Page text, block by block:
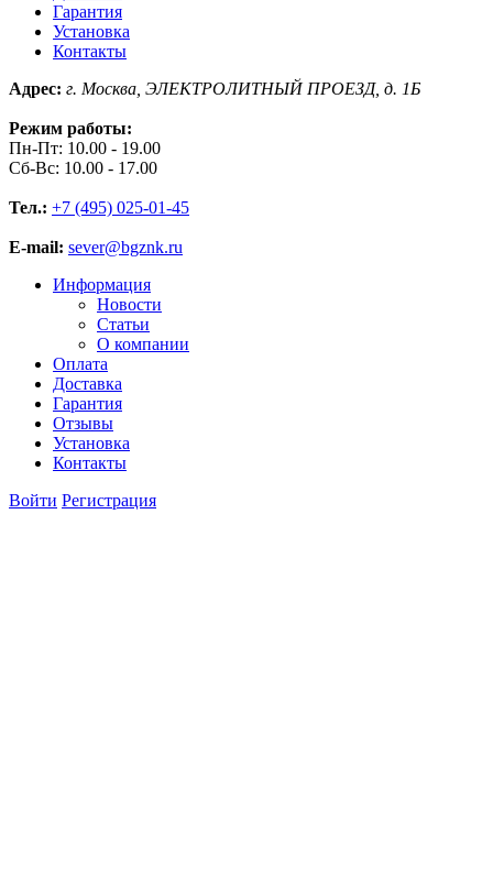
Гарантия
Установка
Контакты
Адрес: г. Москва, ЭЛЕКТРОЛИТНЫЙ ПРОЕЗД, д. 1Б
Режим работы:
Пн-Пт: 10.00 - 19.00
Сб-Вс: 10.00 - 17.00
Тел.: +7 (495) 025-01-45
E-mail: sever@bgznk.ru
Информация
Новости
Статьи
О компании
Оплата
Доставка
Гарантия
Отзывы
Установка
Контакты
Войти Регистрация